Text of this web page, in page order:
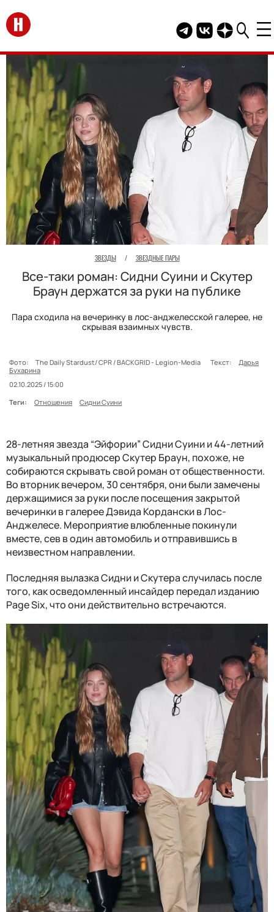
Перейти на главную
Telegram канал
Группа HELLO
Канал
ЗВЕЗДЫ / ЗВЕЗДНЫЕ ПАРЫ
Все-таки роман: Сидни Суини и Скутер
Браун держатся за руки на публике
Пара сходила на вечеринку в лос-анджелесской галерее, не
скрывая взаимных чувств.
Фото: The Daily Stardust/ CPR / BACKGRID - Legion-Media Текст:
Дарья
Бухарина
02.10.2025 / 15:00
Теги:
Отношения Сидни Суини
28-летняя звезда “Эйфории” Сидни Суини и 44-летний
музыкальный продюсер Скутер Браун, похоже, не
собираются скрывать свой роман от общественности.
Во вторник вечером, 30 сентября, они были замечены
держащимися за руки после посещения закрытой
вечеринки в галерее Дэвида Кордански в Лос-
Анджелесе. Мероприятие влюбленные покинули
вместе, сев в один автомобиль и отправившись в
неизвестном направлении.
Последняя вылазка Сидни и Скутера случилась после
того, как осведомленный инсайдер передал изданию
Page Six, что они действительно встречаются.